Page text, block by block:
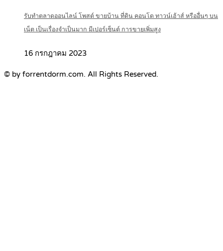
รับทำตลาดออนไลน์ โพสต์ ขายบ้าน ที่ดิน คอนโด ทาวน์เฮ้าส์ หรืออื่นๆ บน
เน็ต เป็นเรื่องจำเป็นมาก มีเปอร์เซ็นต์ การขายเพิ่มสูง
16 กรกฎาคม 2023
© by forrentdorm.com. All Rights Reserved.